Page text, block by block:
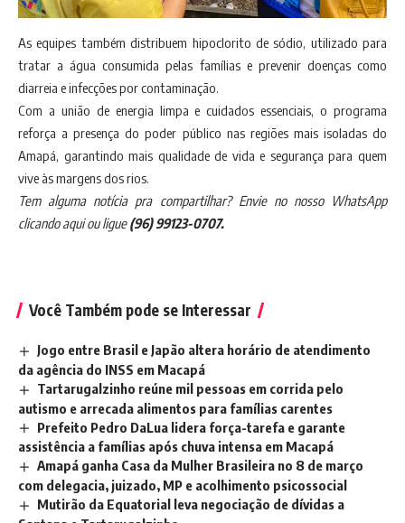
As equipes também distribuem hipoclorito de sódio, utilizado para
tratar a água consumida pelas famílias e prevenir doenças como
diarreia e infecções por contaminação.
Com a união de energia limpa e cuidados essenciais, o programa
reforça a presença do poder público nas regiões mais isoladas do
Amapá, garantindo mais qualidade de vida e segurança para quem
vive às margens dos rios.
Tem alguma notícia pra compartilhar? Envie no nosso WhatsApp
clicando aquiou ligue(96) 99123-0707.
Você Também pode se Interessar
Jogo entre Brasil e Japão altera horário de atendimento
da agência do INSS em Macapá
Tartarugalzinho reúne mil pessoas em corrida pelo
autismo e arrecada alimentos para famílias carentes
Prefeito Pedro DaLua lidera força-tarefa e garante
assistência a famílias após chuva intensa em Macapá
Amapá ganha Casa da Mulher Brasileira no 8 de março
com delegacia, juizado, MP e acolhimento psicossocial
Mutirão da Equatorial leva negociação de dívidas a